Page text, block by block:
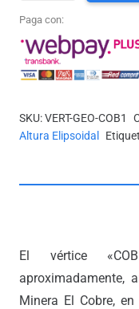
EL
COBRE)
cantidad
Paga con:
SKU:VERT-GEO-COB1
Altura Elipsoidal
El vértice
aproximadamente,
Minera El Cobre,